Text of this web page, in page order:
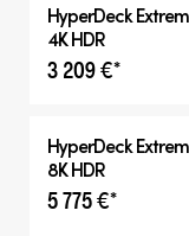
HyperDeck
4K HDR
3 209 €*
HyperDeck
8K HDR
5 775 €*